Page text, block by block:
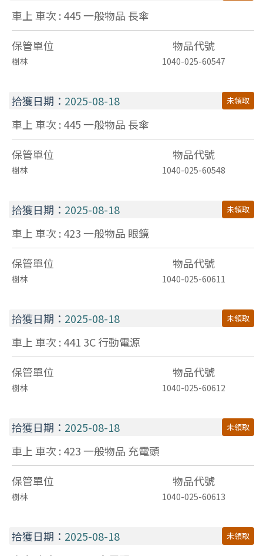
車上 車次 : 445一般物品 長傘
保管單位
物品代號
樹林 1040-025-60547
拾獲日期： 2025-08-18 未領取
車上 車次 : 445一般物品 長傘
保管單位
物品代號
樹林 1040-025-60548
拾獲日期： 2025-08-18 未領取
車上 車次 : 423一般物品 眼鏡
保管單位
物品代號
樹林 1040-025-60611
拾獲日期： 2025-08-18 未領取
車上 車次 : 441 3C行動電源
保管單位
物品代號
樹林 1040-025-60612
拾獲日期： 2025-08-18 未領取
車上 車次 : 423一般物品 充電頭
保管單位
物品代號
樹林 1040-025-60613
拾獲日期： 2025-08-18 未領取